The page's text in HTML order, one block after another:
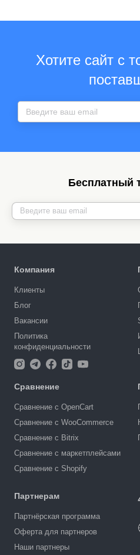
Хотите сайт с
Бесплатный
Компания
Клиенты
Блог
Вакансии
Политика
конфиденциальности
Сравнение
Сравнение с OpenCart
Сравнение с WooCommerce
Сравнение с Bitrix
Сравнение с маркетплейсами
Сравнение с Shopify
Партнерам
Партнёрская программа
Оферта для партнеров
Наши партнеры